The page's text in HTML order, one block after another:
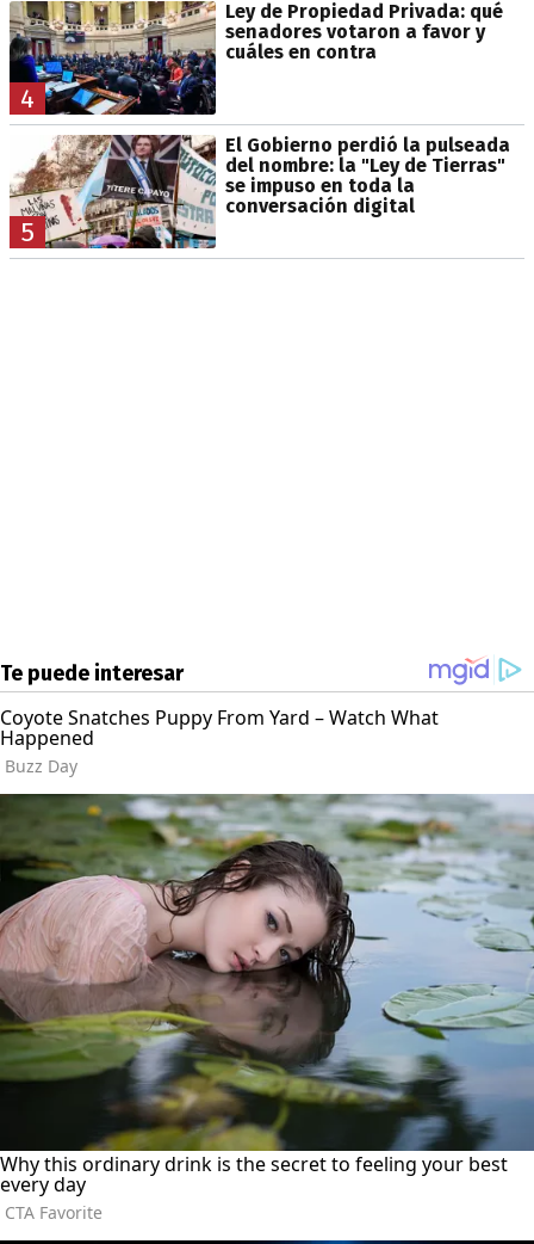
4
Ley de Propiedad Privada: qué
senadores votaron a favor y
cuáles en contra
5
El Gobierno perdió la pulseada
del nombre: la "Ley de Tierras"
se impuso en toda la
conversación digital